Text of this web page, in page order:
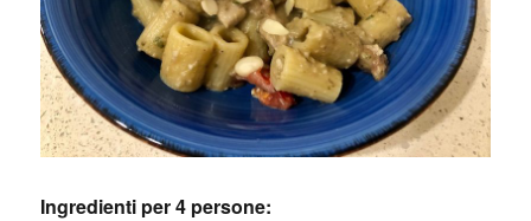
Ingredienti per 4 persone: